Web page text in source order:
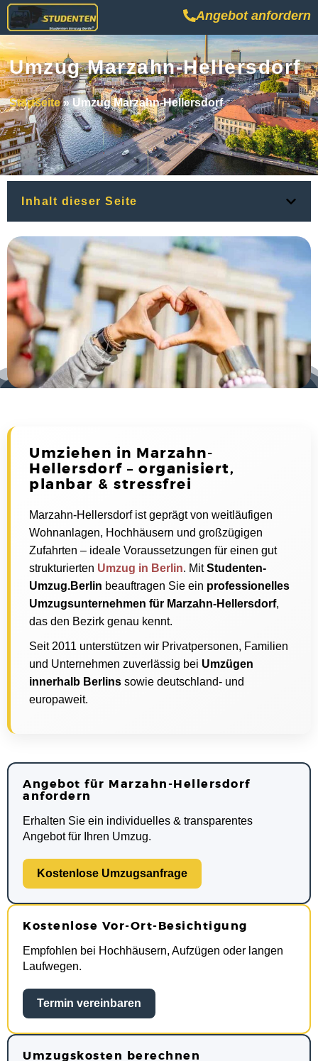
Angebot anfordern
Umzug Marzahn-Hellersdorf
Startseite»Umzug Marzahn-Hellersdorf
Inhalt dieser Seite
Umziehen in Marzahn-
Hellersdorf – organisiert,
planbar & stressfrei
Marzahn-Hellersdorf ist geprägt von weitläufigen
Wohnanlagen, Hochhäusern und großzügigen
Zufahrten – ideale Voraussetzungen für einen gut
strukturierten Umzug in Berlin. MitStudenten-
Umzug.Berlin beauftragen Sie ein professionelles
Umzugsunternehmen für Marzahn-Hellersdorf,
das den Bezirk genau kennt.
Seit 2011 unterstützen wir Privatpersonen, Familien
und Unternehmen zuverlässig bei Umzügen
innerhalb Berlins sowie deutschland- und
europaweit.
Angebot für Marzahn-Hellersdorf
anfordern
Erhalten Sie ein individuelles & transparentes
Angebot für Ihren Umzug.
Kostenlose Umzugsanfrage
Kostenlose Vor-Ort-Besichtigung
Empfohlen bei Hochhäusern, Aufzügen oder langen
Laufwegen.
Termin vereinbaren
Umzugskosten berechnen